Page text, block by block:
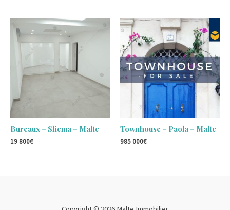
Bureaux – Sliema – Malte
19 800€
Townhouse – Paola – Malte
985 000€